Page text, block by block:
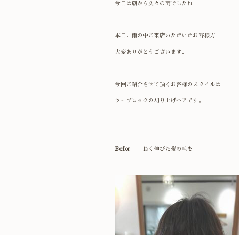
今日は朝から久々の雨でしたね
本日、雨の中ご来店いただいたお客様方
大変ありがとうございます。
今回ご紹介させて頂くお客様のスタイルは
ツーブロックの刈り上げヘアです。
Befor 長く伸びた髪の毛を